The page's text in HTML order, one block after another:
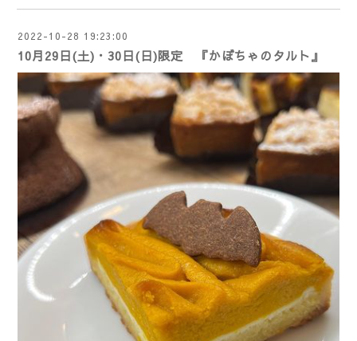
2022-10-28 19:23:00
10月29日(土)・30日(日)限定 『かぼちゃのタルト』